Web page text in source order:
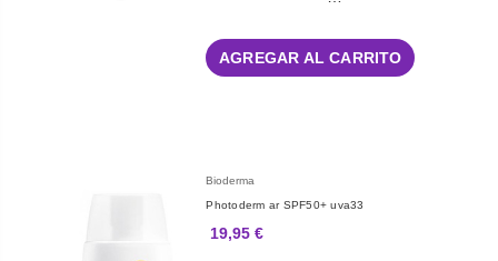
AGREGAR AL CARRITO
Bioderma
Photoderm ar SPF50+ uva33
19,95 €